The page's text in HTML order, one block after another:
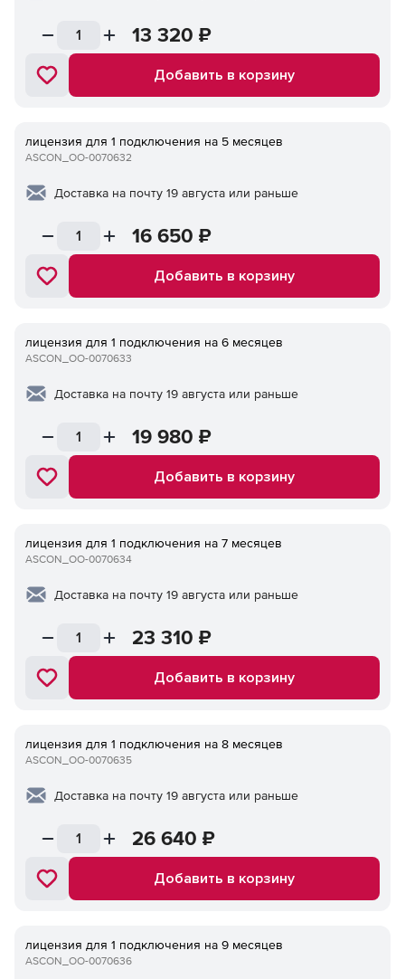
13 320 ₽
Добавить в корзину
лицензия для 1 подключения на 5 месяцев
ASCON_ОО-0070632
Доставка на почту 19 августа или раньше
16 650 ₽
Добавить в корзину
лицензия для 1 подключения на 6 месяцев
ASCON_ОО-0070633
Доставка на почту 19 августа или раньше
19 980 ₽
Добавить в корзину
лицензия для 1 подключения на 7 месяцев
ASCON_ОО-0070634
Доставка на почту 19 августа или раньше
23 310 ₽
Добавить в корзину
лицензия для 1 подключения на 8 месяцев
ASCON_ОО-0070635
Доставка на почту 19 августа или раньше
26 640 ₽
Добавить в корзину
лицензия для 1 подключения на 9 месяцев
ASCON_ОО-0070636